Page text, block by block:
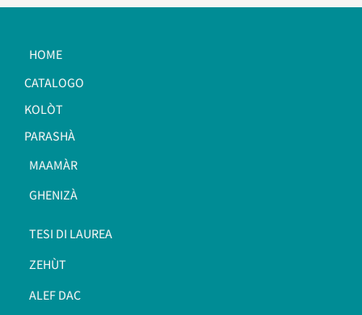
HOME
CATALOGO
KOLÒT
PARASHÀ
MAAMÀR
GHENIZÀ
TESI DI LAUREA
ZEHÙT
ALEF DAC